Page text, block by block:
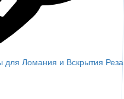
для Ломания и Вскрытия Реза